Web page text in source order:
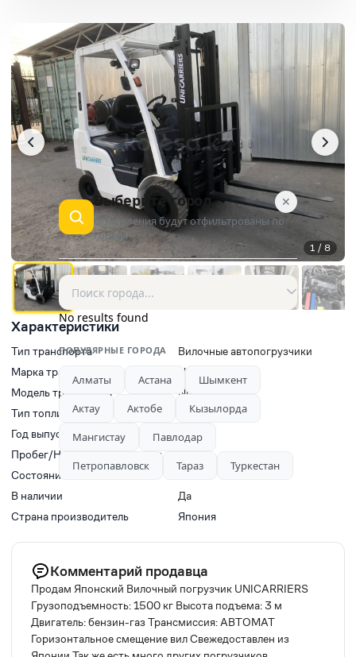
Характеристики
Тип транспорта
Вилочные автопогрузчики
Марка транспорта
NISSAN
Модель транспорта
Nissan N11SS
Тип топлива
Газ-Бензин
Год выпуска
2014
Пробег/Наработки двигателя
Состояние
Новый
В наличии
Да
Страна производитель
Япония
1 / 8
Комментарий продавца
Продам Японский Вилочный погрузчик UNICARRIERS
Грузоподъемность: 1500 кг Высота подъема: 3 м
Двигатель: бензин-газ Трансмиссия: АВТОМАТ
Горизонтальное смещение вил Свежедоставлен из
✕
Выберите город
Объявления будут отфильтрованы по
городу
No results found
ПОПУЛЯРНЫЕ ГОРОДА
Алматы Астана
Шымкент
Актау
Актобе
Кызылорда
Мангистау
Павлодар
Петропавловск
Тараз Туркестан